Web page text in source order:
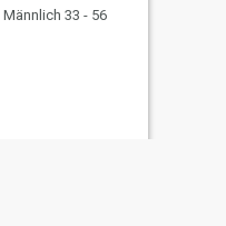
Männlich 33 - 56